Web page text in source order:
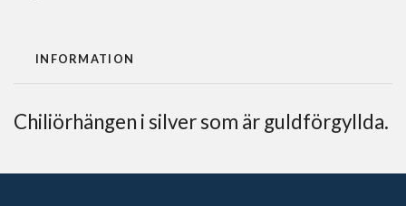
INFORMATION
Chiliörhängen i silver som är guldförgyllda.